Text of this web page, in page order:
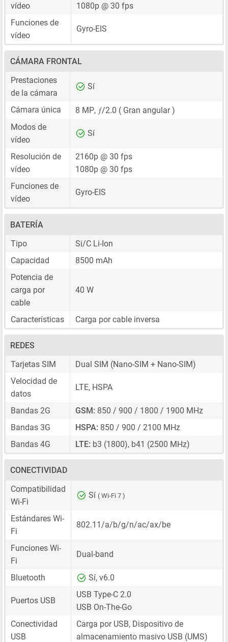
vídeo
1080p @ 30 fps
Funciones de
vídeo
Gyro-EIS
CÁMARA FRONTAL
Prestaciones
de la cámara
Sí
Cámara única 8 MP, ƒ/2.0 ( Gran angular )
Modos de
vídeo
Sí
Resolución de
vídeo
2160p @ 30 fps
1080p @ 30 fps
Funciones de
vídeo
Gyro-EIS
BATERÍA
Tipo
Si/C Li-Ion
Capacidad
8500 mAh
Potencia de
carga por
cable
40 W
Características Carga por cable inversa
REDES
Tarjetas SIM
Dual SIM (Nano-SIM + Nano-SIM)
Velocidad de
datos
LTE, HSPA
Bandas 2G GSM: 850 / 900 / 1800 / 1900 MHz
Bandas 3G
HSPA: 850 / 900 / 2100 MHz
Bandas 4G
LTE: b3 (1800), b41 (2500 MHz)
CONECTIVIDAD
Compatibilidad
Wi-Fi
Sí ( Wi-Fi 7 )
Estándares Wi-
Fi
802.11/a/b/g/n/ac/ax/be
Funciones Wi-
Fi
Dual-band
Bluetooth Sí, v6.0
Puertos USB
USB Type-C 2.0
USB On-The-Go
Conectividad
USB
Carga por USB, Dispositivo de
almacenamiento masivo USB (UMS)